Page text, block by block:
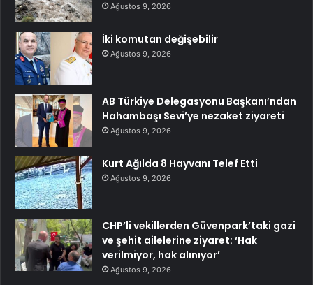
Ağustos 9, 2026
İki komutan değişebilir
Ağustos 9, 2026
AB Türkiye Delegasyonu Başkanı’ndan
Hahambaşı Sevi’ye nezaket ziyareti
Ağustos 9, 2026
Kurt Ağılda 8 Hayvanı Telef Etti
Ağustos 9, 2026
CHP’li vekillerden Güvenpark’taki gazi
ve şehit ailelerine ziyaret: ‘Hak
verilmiyor, hak alınıyor’
Ağustos 9, 2026